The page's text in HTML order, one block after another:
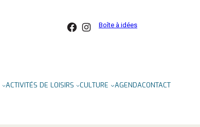
Facebook
Instagram
Boîte à idées
ACTIVITÉS DE LOISIRS CULTURE AGENDACONTACT